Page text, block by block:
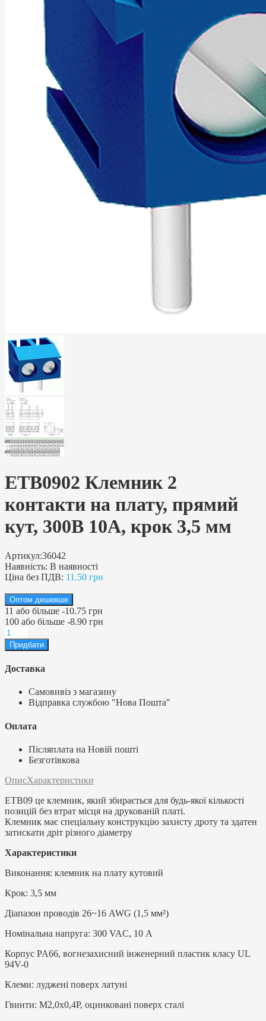
ETB0902 Клемник 2
контакти на плату, прямий
кут, 300В 10А, крок 3,5 мм
Артикул:36042
Наявність: В наявності
Ціна без ПДВ: 11.50 грн
Оптом дешевше
11 або більше -10.75 грн
100 або більше -8.90 грн
Доставка
Самовивіз з магазину
Відправка службою "Нова Пошта"
Оплата
Післяплата на Новій пошті
Безготівкова
ОписХарактеристики
ETB09 це клемник, який збирається для будь-якої кількості
позицій без втрат місця на друкованій платі.
Клемник має спеціальну конструкцію захисту дроту та здатен
затискати дріт різного діаметру
Характеристики
Виконання: клемник на плату кутовий
Крок: 3,5 мм
Діапазон проводів 26~16 AWG (1,5 мм²)
Номінальна напруга: 300 VAC, 10 А
Корпус PA66, вогнезахисний інженерний пластик класу UL
94V-0
Клеми: луджені поверх латуні
Гвинти: M2,0x0,4P, оцинковані поверх сталі